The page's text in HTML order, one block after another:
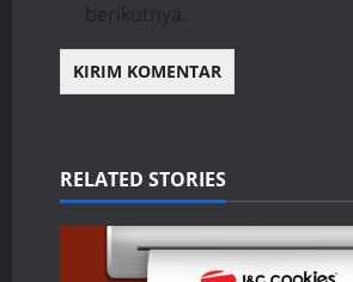
berikutnya.
RELATED STORIES